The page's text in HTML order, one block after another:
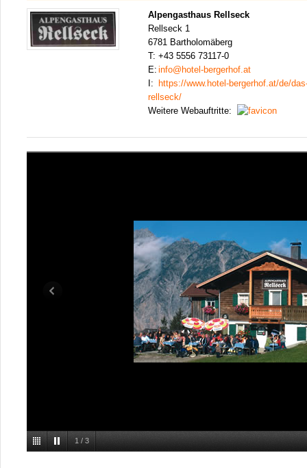
Alpengasthaus Rellseck
Rellseck 1
6781 Bartholomäberg
T: +43 5556 73117-0
E: info@hotel-bergerhof.at
I:
https://www.hotel-bergerhof.at/de/
rellseck/
Weitere Webauftritte:
1 / 3